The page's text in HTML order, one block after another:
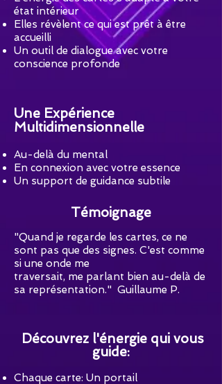
état intérieur
Elles révèlent ce qui est prêt à être
accueilli
Un outil de dialogue avec votre
conscience profonde
Une Expérience
Multidimensionnelle
Au-delà du mental
En connexion avec votre essence
Un support de guidance subtile
Témoignage
"Quand je regarde les cartes, ce ne
sont pas que des signes. C'est comme
si une onde me
traversait, me parlant bien au-delà de
sa représentation." Guillaume P.
Découvrez l'énergie qui vous
guide:
Chaque carte: Un portail